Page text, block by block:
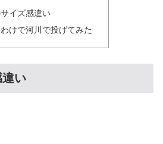
イズ感違い
けで河川で投げてみた
い